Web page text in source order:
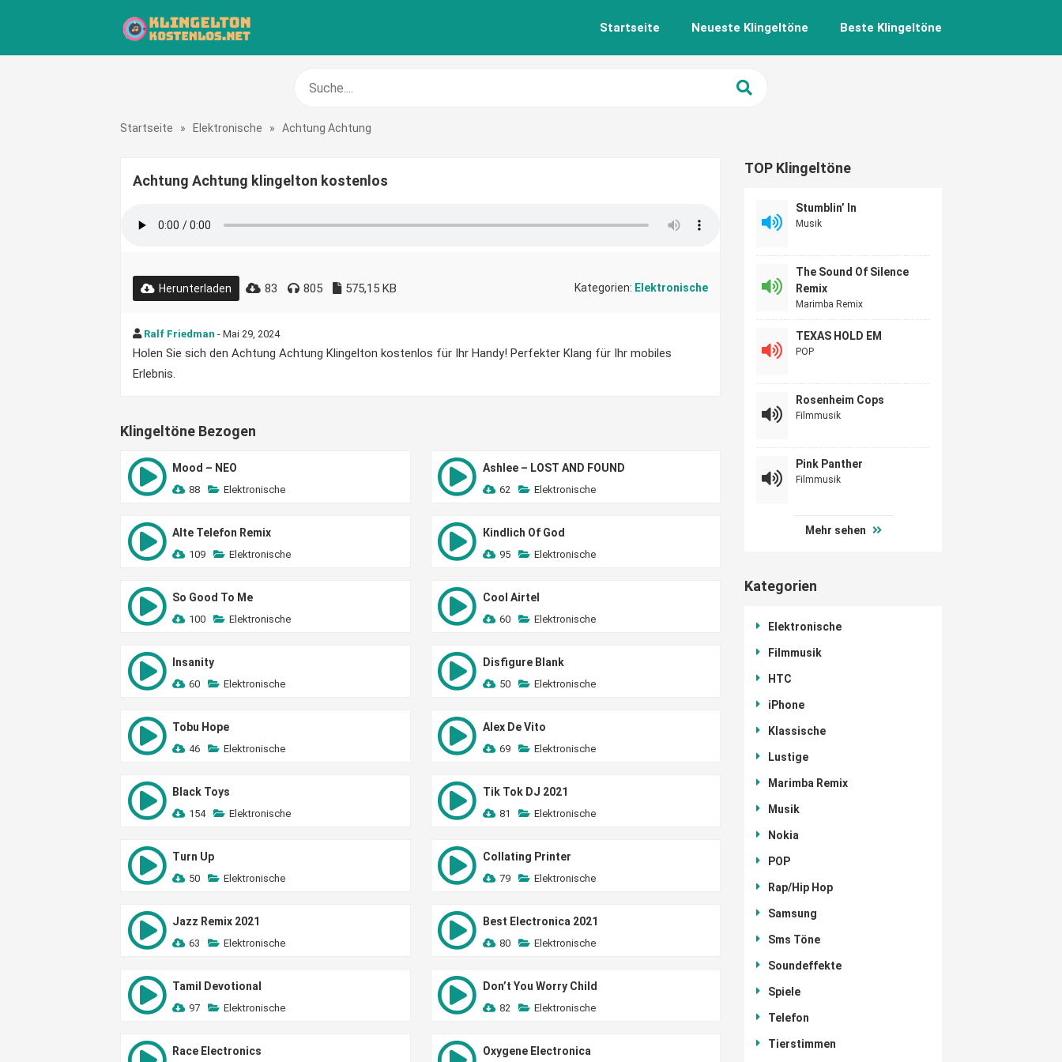
Startseite Neueste Klingeltöne Beste Klingeltöne
Startseite » Elektronische » Achtung Achtung
Achtung Achtung klingelton kostenlos
Herunterladen 83 805 575,15 KB Kategorien: Elektronische
Ralf Friedman - Mai 29, 2024
Holen Sie sich den Achtung Achtung Klingelton kostenlos für Ihr Handy! Perfekter Klang für Ihr mobiles
Erlebnis.
Klingeltöne Bezogen
Mood – NEO
88 Elektronische
Ashlee – LOST AND FOUND
62 Elektronische
Alte Telefon Remix
109 Elektronische
Кindlich Of God
95 Elektronische
So Good To Me
100 Elektronische
Cool Airtel
60 Elektronische
Insanity
60 Elektronische
Disfigure Blank
50 Elektronische
Tobu Hope
46 Elektronische
Alex De Vito
69 Elektronische
Black Toys
154 Elektronische
Tik Tok DJ 2021
81 Elektronische
Turn Up
50 Elektronische
Collating Printer
79 Elektronische
Jazz Remix 2021
63 Elektronische
Best Electronica 2021
80 Elektronische
Tamil Devotional
97 Elektronische
Don’t You Worry Child
82 Elektronische
Race Electronics Oxygene Electronica
TOP Klingeltöne
Stumblin’ In
Musik
The Sound Of Silence
Remix
Marimba Remix
TEXAS HOLD EM
POP
Rosenheim Cops
Filmmusik
Pink Panther
Filmmusik
Mehr sehen
Kategorien
Elektronische
Filmmusik
HTC
iPhone
Klassische
Lustige
Marimba Remix
Musik
Nokia
POP
Rap/Hip Hop
Samsung
Sms Töne
Soundeffekte
Spiele
Telefon
Tierstimmen